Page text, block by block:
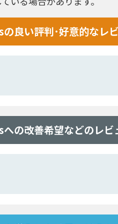
良い評判･好意的なレ
の改善希望などのレビ